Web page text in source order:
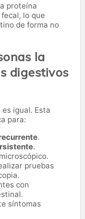
proteína
lo que
de forma no
la
digestivos
igual. Esta
para:
.
.
microscópico.
pruebas
con
síntomas